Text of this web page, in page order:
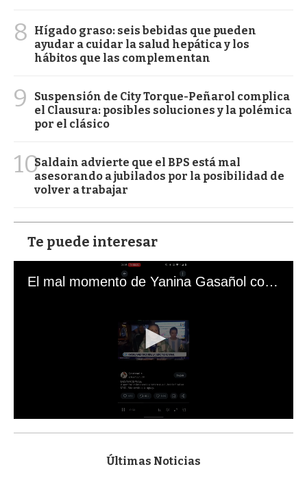
8
Hígado graso: seis bebidas que pueden
ayudar a cuidar la salud hepática y los
hábitos que las complementan
9
Suspensión de City Torque-Peñarol complica
el Clausura: posibles soluciones y la polémica
por el clásico
10Saldain advierte que el BPS está mal
asesorando a jubilados por la posibilidad de
volver a trabajar
Te puede interesar
El mal momento de Yanina Gasañol con un hincha argentino en "Subrayado"
s
Últimas Noticias